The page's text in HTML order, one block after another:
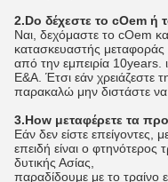
2.Do δέχεστε το cOem ή
Ναι, δεχόμαστε το cOem
κατασκευαστής μεταφοράς
από την εμπειρία 10years.
Ε&Α. Έτσι εάν χρειάζεστε
παρακαλώ μην διστάστε
3.How μεταφέρετε τα
Εάν δεν είστε
επειδή είναι ο φτηνότερος
δυτικής Ασίας,
παραδίδουμε με το τραίνο